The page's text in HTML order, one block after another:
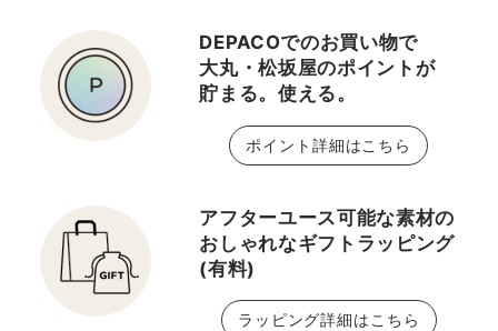
DEPACOでのお買い物で
大丸・松坂屋のポイントが
貯まる。使える。
ポイント詳細はこちら
アフターユース可能な素材の
おしゃれなギフトラッピング
(有料)
ラッピング詳細はこちら